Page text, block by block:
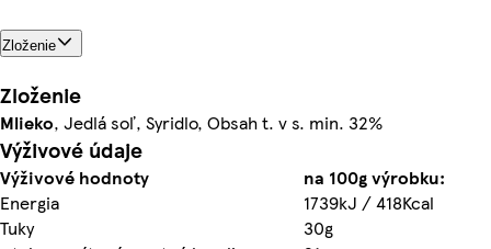
Zloženie
Zloženie
Mlieko, Jedlá soľ, Syridlo, Obsah t. v s. min. 32%
Výživové údaje
Výživové hodnoty
na 100g výrobku:
Energia
1739kJ / 418Kcal
Tuky
30g